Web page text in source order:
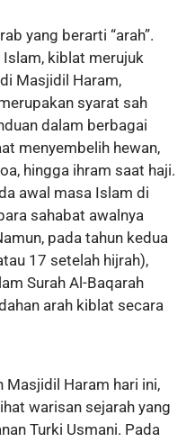
yang berarti “arah”.
kiblat merujuk
Masjidil Haram,
syarat sah
dalam berbagai
menyembelih hewan,
hingga ihram saat haji.
awal masa Islam di
sahabat awalnya
pada tahun kedua
17 setelah hijrah),
Surah Al-Baqarah
arah kiblat secara
Haram hari ini,
warisan sejarah yang
Turki Usmani. Pada